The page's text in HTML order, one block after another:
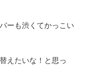
ーも渋くてかっこい
えたいな！と思っ